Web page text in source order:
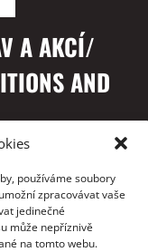
používáme soubory
zpracovávat vaše
jedinečné
může nepříznivě
na tomto webu.
A AKCÍ/
AND